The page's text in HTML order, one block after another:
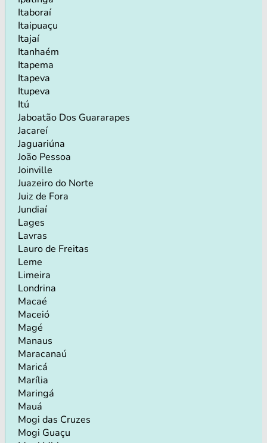
Itaboraí
Itaipuaçu
Itajaí
Itanhaém
Itapema
Itapeva
Itupeva
Itú
Jaboatão Dos Guararapes
Jacareí
Jaguariúna
João Pessoa
Joinville
Juazeiro do Norte
Juiz de Fora
Jundiaí
Lages
Lavras
Lauro de Freitas
Leme
Limeira
Londrina
Macaé
Maceió
Magé
Manaus
Maracanaú
Maricá
Marília
Maringá
Mauá
Mogi das Cruzes
Mogi Guaçu